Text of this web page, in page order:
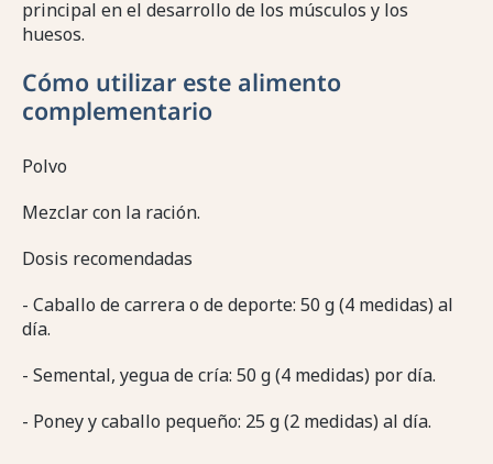
principal en el desarrollo de los músculos y los
huesos.
Cómo utilizar este alimento
complementario
Polvo
Mezclar con la ración.
Dosis recomendadas
- Caballo de carrera o de deporte: 50 g (4 medidas) al
día.
- Semental, yegua de cría: 50 g (4 medidas) por día.
- Poney y caballo pequeño: 25 g (2 medidas) al día.